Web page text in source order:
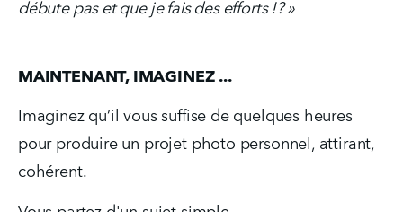
débute pas et que je fais des efforts !? »
MAINTENANT, IMAGINEZ ...
Imaginez qu’il vous suffise de quelques heures
pour produire un projet photo personnel, attirant,
cohérent.